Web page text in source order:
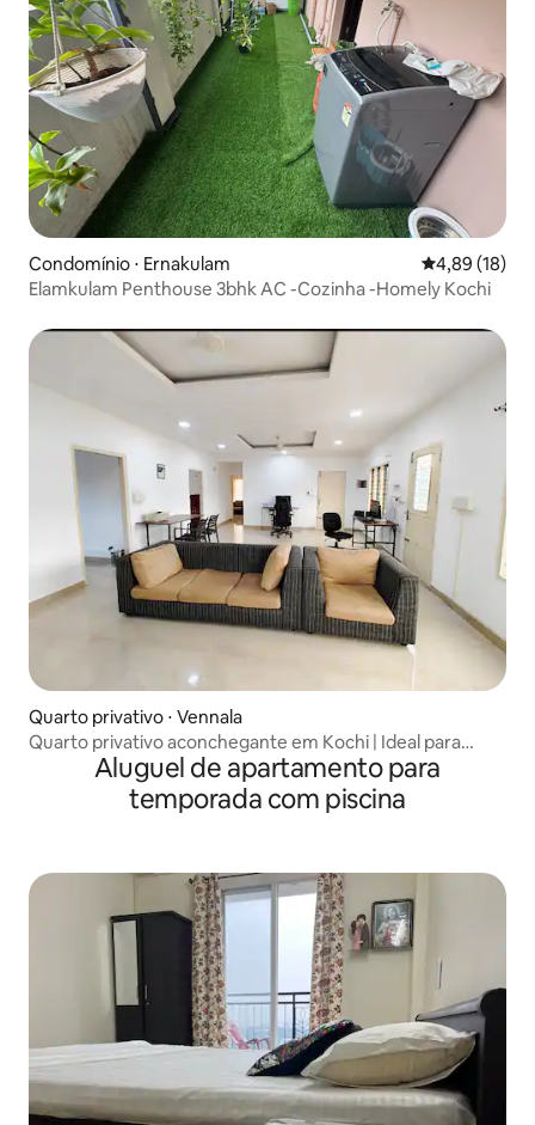
Condomínio ⋅ Ernakulam 4,89 de uma
4,89 (18)
Elamkulam Penthouse 3bhk AC -Cozinha -Homely Kochi
Quarto privativo ⋅ Vennala
Quarto privativo aconchegante em Kochi | Ideal para
trabalho |Aluguel de apartamento para
temporada com piscina